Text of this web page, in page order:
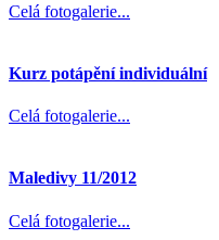
Celá fotogalerie...
Kurz potápění individuální
Celá fotogalerie...
Maledivy 11/2012
Celá fotogalerie...